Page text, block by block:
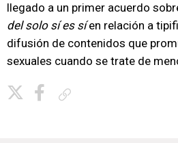
llegado a un primer acuerdo
del solo sí es síen relación a
difusión de contenidos que
sexuales cuando se trate de